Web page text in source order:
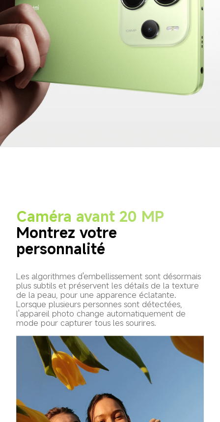
Caméra avant 20 MP
Montrez votre
personnalité
Les algorithmes d'embellissement sont désormais
plus subtils et préservent les détails de la texture
de la peau, pour une apparence éclatante.
Lorsque plusieurs personnes sont détectées,
l'appareil photo change automatiquement de
mode pour capturer tous les sourires.